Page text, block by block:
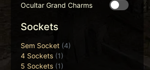
Ocultar Grand Charms
Sockets
Sem Socket (4)
4 Sockets (1)
5 Sockets (1)